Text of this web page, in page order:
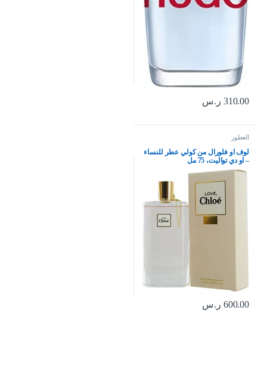
310.00 ر.س
العطور
لوف او فلورال من كولي عطر للنساء
– او دي تواليت، 75 مل
600.00 ر.س